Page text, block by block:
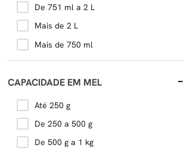
De 751 ml a 2 L
Mais de 2 L
Mais de 750 ml
CAPACIDADE EM MEL
Até 250 g
De 250 a 500 g
De 500 g a 1 kg